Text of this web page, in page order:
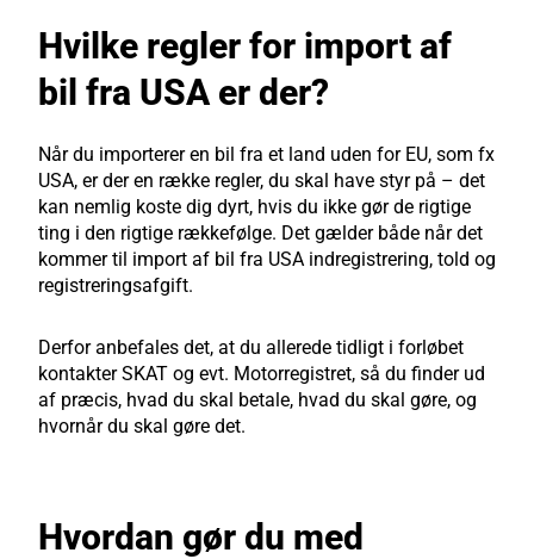
Hvilke regler for import af
bil fra USA er der?
Når du importerer en bil fra et land uden for EU, som fx
USA, er der en række regler, du skal have styr på – det
kan nemlig koste dig dyrt, hvis du ikke gør de rigtige
ting i den rigtige rækkefølge. Det gælder både når det
kommer til import af bil fra USA indregistrering, told og
registreringsafgift.
Derfor anbefales det, at du allerede tidligt i forløbet
kontakter SKAT og evt. Motorregistret, så du finder ud
af præcis, hvad du skal betale, hvad du skal gøre, og
hvornår du skal gøre det.
Hvordan gør du med